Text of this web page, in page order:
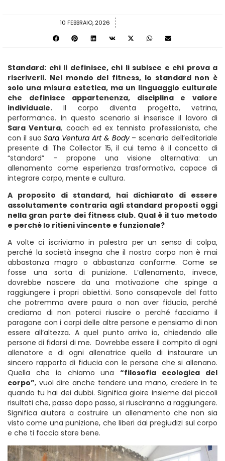
10 FEBBRAIO, 2026
Standard: chi li definisce, chi li subisce e chi prova a
riscriverli. Nel mondo del fitness, lo standard non è
solo una misura estetica, ma un linguaggio culturale
che definisce appartenenza, disciplina e valore
individuale. Il corpo diventa progetto, vetrina,
performance. In questo scenario si inserisce il lavoro di
Sara Ventura, coach ed ex tennista professionista, che
con il suoSara Ventura Art & Body– scenario dell’editoriale
presente di The Collector 15, il cui tema è il concetto di
“standard” –
propone una visione alternativa: un
allenamento come esperienza trasformativa, capace di
integrare corpo, mente e cultura.
A proposito di standard, hai dichiarato di essere
assolutamente contraria agli standard proposti oggi
nella gran parte dei fitness club. Qual è il tuo metodo
e perché lo ritieni vincente e funzionale?
A volte ci iscriviamo in palestra per un senso di colpa,
perché la società insegna che il nostro corpo non è mai
abbastanza magro o abbastanza conforme. Come se
fosse una sorta di punizione. L’allenamento, invece,
dovrebbe nascere da una motivazione che spinge a
raggiungere i propri obiettivi. Sono consapevole del fatto
che potremmo avere paura o non aver fiducia, perché
crediamo di non poterci riuscire o perché facciamo il
paragone con i corpi delle altre persone e pensiamo di non
essere all’altezza. A quel punto arrivo io, chiedendo alle
persone di fidarsi di me.Dovrebbe essere il compito di ogni
allenatore e di ogni allenatrice quello di instaurare un
sincero rapporto di fiducia con le persone che si allenano.
Quella che io chiamo una“filosofia ecologica del
corpo”, vuol dire anche tendere una mano, credere in te
quando tu hai dei dubbi. Significa gioire insieme dei piccoli
risultati che, passo dopo passo, si riusciranno a raggiungere.
Significa aiutare a costruire un allenamento che non sia
visto come una punizione, che liberi dai pregiudizi sul corpo
e che ti faccia stare bene.